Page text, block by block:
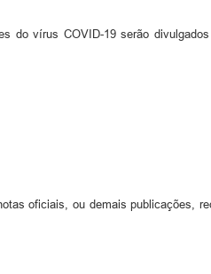
do vírus COVID-19 serão
oficiais, ou demais publicações,